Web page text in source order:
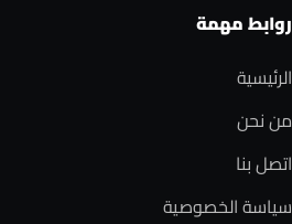
روابط مهمة
الرئيسية
من نحن
اتصل بنا
سياسة الخصوصية